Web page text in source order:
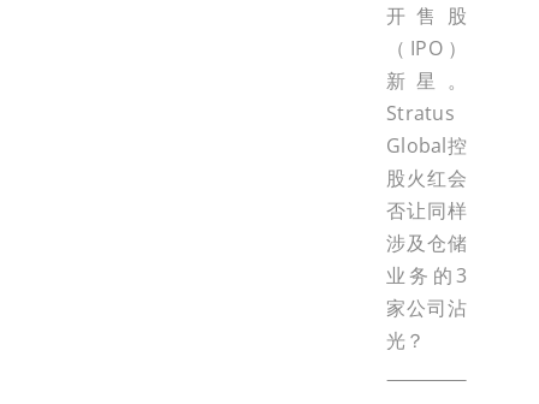
开售股
（IPO）
新星。
Stratus
Global控
股火红会
否让同样
涉及仓储
业务的3
家公司沾
光？